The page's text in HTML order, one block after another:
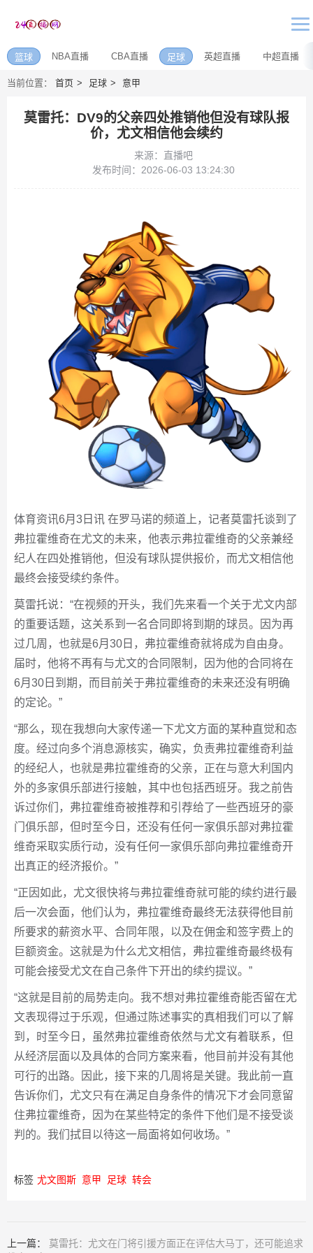
篮球 NBA直播 CBA直播 足球 英超直播 中超直播
当前位置： 首页 足球 意甲
莫雷托：DV9的父亲四处推销他但没有球队报
价，尤文相信他会续约
来源：直播吧
发布时间：2026-06-03 13:24:30
体育资讯6月3日讯 在罗马诺的频道上，记者莫雷托谈到了
弗拉霍维奇在尤文的未来，他表示弗拉霍维奇的父亲兼经
纪人在四处推销他，但没有球队提供报价，而尤文相信他
最终会接受续约条件。
莫雷托说：“在视频的开头，我们先来看一个关于尤文内部
的重要话题，这关系到一名合同即将到期的球员。因为再
过几周，也就是6月30日，弗拉霍维奇就将成为自由身。
届时，他将不再有与尤文的合同限制，因为他的合同将在
6月30日到期，而目前关于弗拉霍维奇的未来还没有明确
的定论。”
“那么，现在我想向大家传递一下尤文方面的某种直觉和态
度。经过向多个消息源核实，确实，负责弗拉霍维奇利益
的经纪人，也就是弗拉霍维奇的父亲，正在与意大利国内
外的多家俱乐部进行接触，其中也包括西班牙。我之前告
诉过你们，弗拉霍维奇被推荐和引荐给了一些西班牙的豪
门俱乐部，但时至今日，还没有任何一家俱乐部对弗拉霍
维奇采取实质行动，没有任何一家俱乐部向弗拉霍维奇开
出真正的经济报价。”
“正因如此，尤文很快将与弗拉霍维奇就可能的续约进行最
后一次会面，他们认为，弗拉霍维奇最终无法获得他目前
所要求的薪资水平、合同年限，以及在佣金和签字费上的
巨额资金。这就是为什么尤文相信，弗拉霍维奇最终极有
可能会接受尤文在自己条件下开出的续约提议。”
“这就是目前的局势走向。我不想对弗拉霍维奇能否留在尤
文表现得过于乐观，但通过陈述事实的真相我们可以了解
到，时至今日，虽然弗拉霍维奇依然与尤文有着联系，但
从经济层面以及具体的合同方案来看，他目前并没有其他
可行的出路。因此，接下来的几周将是关键。我此前一直
告诉你们，尤文只有在满足自身条件的情况下才会同意留
住弗拉霍维奇，因为在某些特定的条件下他们是不接受谈
判的。我们拭目以待这一局面将如何收场。”
标签 尤文图斯 意甲 足球 转会
上一篇： 莫雷托：尤文在门将引援方面正在评估大马丁，还可能追求